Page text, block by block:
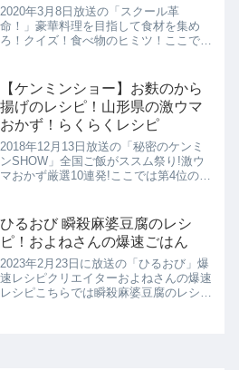
2020年3月8日放送の「スクール革
命！」豪華料理を目指して食材を集め
ろ！クイズ！食べ物のヒミツ！ここでは
【ケンミンショー】お麩のから
揚げのレシピ！山形県の激ウマ
おかず！らくらくレシピ
2018年12月13日放送の「秘密のケンミ
ンSHOW」全国ご飯がススム祭り!激ウ
マおかず厳選10連発!ここでは第4位の山
ひるおび 瞬殺麻婆豆腐のレシ
ピ！およねさんの爆速ごはん
2023年2月23日に放送の「ひるおび」爆
速レシピクリエイターおよねさんの爆速
レシピこちらでは瞬殺麻婆豆腐のレシピ